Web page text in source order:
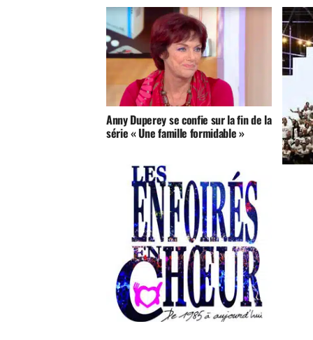
Anny Duperey se confie sur la fin de la
série « Une famille formidable »